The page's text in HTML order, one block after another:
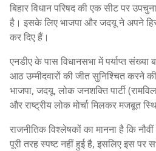
बिहार विधान परिषद की एक सीट पर
है। इसके लिए भाजपा और जदयू ने अपने
कर दिए हैं।
एनडीए के पास विधानसभा में पर्याप्त
आठ उम्मीदवारों की जीत सुनिश्चित करने
भाजपा, जदयू, लोक जनशक्ति पार्टी
और राष्ट्रीय लोक मोर्चा मिलकर मजबूत
राजनीतिक विश्लेषकों का मानना है कि
पूरी तरह स्पष्ट नहीं हुई है, इसलिए इस पर